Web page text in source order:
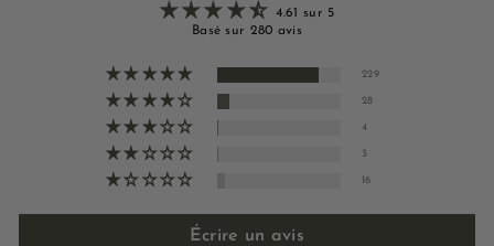
4.61 sur 5
Basé sur 280 avis
229
28
4
3
16
Écrire un avis